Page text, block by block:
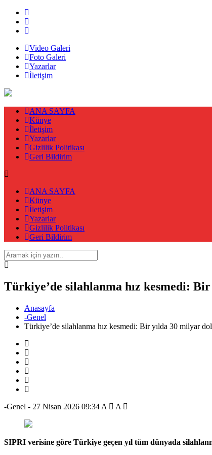
Video Galeri
Foto Galeri
Yazarlar
İletişim
ANA SAYFA
Künye
İletişim
Yazarlar
Gizlilik Politikası
Geri Bildirim
ANA SAYFA
Künye
İletişim
Yazarlar
Gizlilik Politikası
Geri Bildirim
Türkiye’de silahlanma hız kesmedi:
Anasayfa
-Genel
Türkiye’de silahlanma hız kesmedi: Bir yılda 30 milyar
-Genel - 27 Nisan 2026 09:34 A A
SIPRI verisine göre Türkiye geçen yıl tüm dünyada